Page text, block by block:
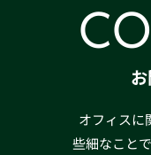
オフィスに
些細なこと